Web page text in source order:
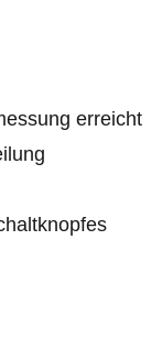
erreicht